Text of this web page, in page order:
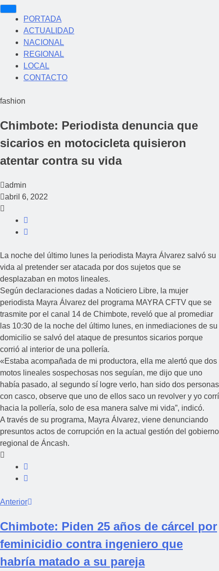
PORTADA
ACTUALIDAD
NACIONAL
REGIONAL
LOCAL
CONTACTO
fashion
Chimbote: Periodista denuncia que
sicarios en motocicleta quisieron
atentar contra su vida
admin
abril 6, 2022
La noche del último lunes la periodista Mayra Álvarez salvó su
vida al pretender ser atacada por dos sujetos que se
desplazaban en motos lineales.
Según declaraciones dadas a Noticiero Libre, la mujer
periodista Mayra Álvarez del programa MAYRA CFTV que se
trasmite por el canal 14 de Chimbote, reveló que al promediar
las 10:30 de la noche del último lunes, en inmediaciones de su
domicilio se salvó del ataque de presuntos sicarios porque
corrió al interior de una pollería.
«Estaba acompañada de mi productora, ella me alertó que dos
motos lineales sospechosas nos seguían, me dijo que uno
había pasado, al segundo sí logre verlo, han sido dos personas
con casco, observe que uno de ellos saco un revolver y yo corrí
hacia la pollería, solo de esa manera salve mi vida”, indicó.
A través de su programa, Mayra Álvarez, viene denunciando
presuntos actos de corrupción en la actual gestión del gobierno
regional de Áncash.
Anterior
Chimbote: Piden 25 años de cárcel por
feminicidio contra ingeniero que
habría matado a su pareja